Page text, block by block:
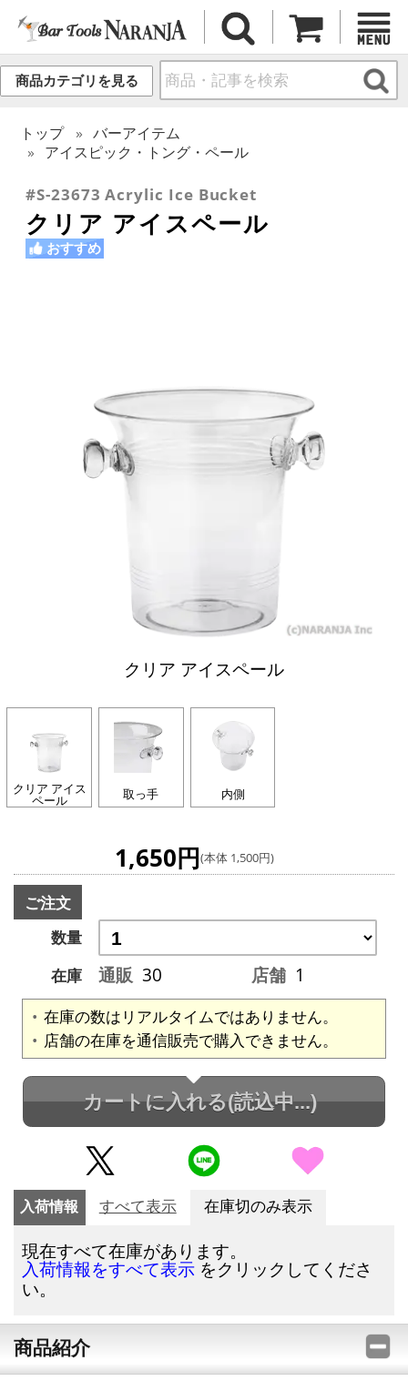
商品カテゴリを見る
トップ
バーアイテム
アイスピック・トング・ペール
#S-23673 Acrylic Ice Bucket
クリア アイスペール
おすすめ
クリア アイスペール
クリア アイス
ペール 取っ手 内側
1,650円(本体 1,500円)
ご注文
数量
在庫
通販 30 店舗 1
在庫の数はリアルタイムではありません。
店舗の在庫を通信販売で購入できません。
カートに入れる(読込中...)
入荷情報 すべて表示 在庫切のみ表示
現在すべて在庫があります。
入荷情報をすべて表示 をクリックしてくださ
い。
商品紹介